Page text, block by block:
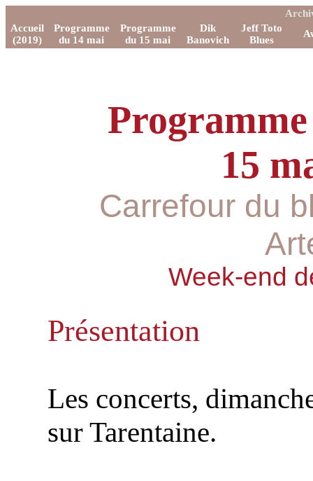
Accueil
(2019)
Programme
du 14 mai
Programme
du 15 mai
Dik
Banovich
Jeff Toto
Blues
15
Carrefour du
Week-end
Présentation
Les concerts,
sur Tarentaine.